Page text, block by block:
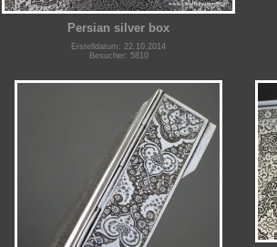
Persian silver box
Erstelldatum: 22.10.2014
Besucher: 5810